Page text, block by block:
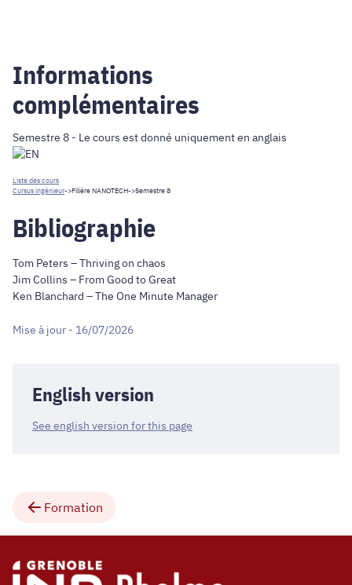
Informations
complémentaires
Semestre 8 - Le cours est donné uniquement en anglais
Liste des cours
Cursus ingénieur->Filière NANOTECH->Semestre 8
Bibliographie
Tom Peters – Thriving on chaos
Jim Collins – From Good to Great
Ken Blanchard – The One Minute Manager
Mise à jour - 16/07/2026
English version
See english version for this page
Formation